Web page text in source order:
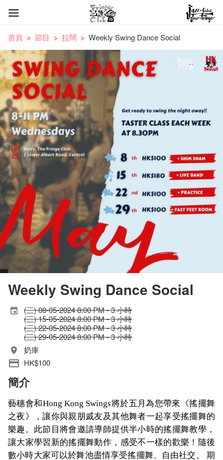
首頁 節目 拉闊 Weekly Swing Dance Social
Weekly Swing Dance Social
(三) 08-05-2024 8:00 PM - 3 小時
(三) 15-05-2024 8:00 PM - 3 小時
(三) 22-05-2024 8:00 PM - 3 小時
(三) 29-05-2024 8:00 PM - 3 小時
奶庫
HK$100
簡介
藝穗會和Hong Kong Swings將於五月為您帶來《搖擺舞
之夜》，讓你與親朋戚友及其他舞者一起享受搖擺舞的
樂趣。此節目將會邀請導師提供半小時的搖擺舞教學，
讓大家學習新的搖擺舞動作，感受不一樣的歡樂！隨後
數小時大家可以於舞池盡情享受搖擺舞、自由社交。
期